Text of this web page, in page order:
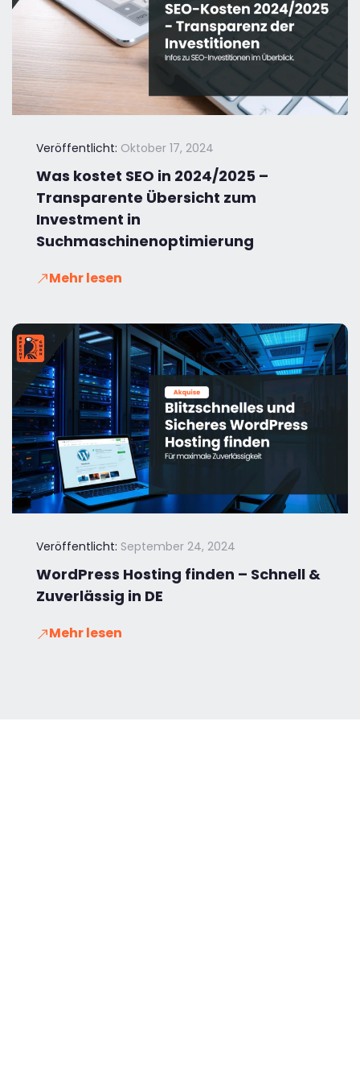
Veröffentlicht: Oktober 17, 2024
Was kostet SEO in 2024/2025 –
Transparente Übersicht zum
Investment in
Suchmaschinenoptimierung
Mehr lesen
Veröffentlicht: September 24, 2024
WordPress Hosting finden – Schnell &
Zuverlässig in DE
Mehr lesen